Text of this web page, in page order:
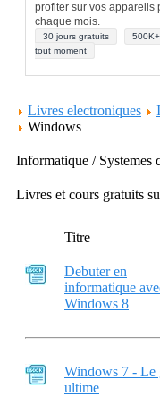
profiter sur vos appareils
chaque mois.
30 jours gratuits
tout moment
Livres electroniques
Windows
Informatique /
Livres et cours gratuits
Titre
Debuter en
informatique
Windows 8
Windows 7 - Le
ultime